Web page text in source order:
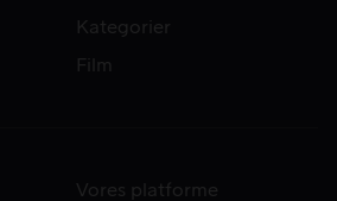
Kategorier
Film
Vores platforme